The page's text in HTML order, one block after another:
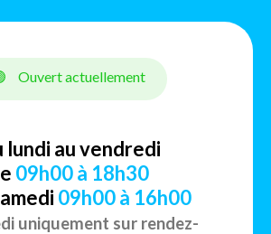
Ouvert actuellement
lundi au vendredi
09h00 à 18h30
09h00 à 16h00
uniquement sur rendez-